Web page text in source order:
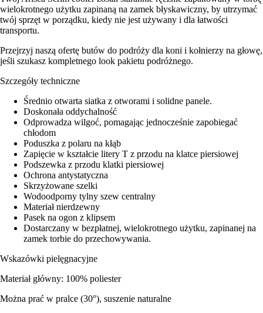
wielokrotnego użytku zapinaną na zamek błyskawiczny, by utrzymać
twój sprzęt w porządku, kiedy nie jest używany i dla łatwości
transportu.
Przejrzyj naszą ofertę butów do podróży dla koni i kołnierzy na głowę,
jeśli szukasz kompletnego look pakietu podróżnego.
Szczegóły techniczne
Średnio otwarta siatka z otworami i solidne panele.
Doskonała oddychalność
Odprowadza wilgoć, pomagając jednocześnie zapobiegać
chłodom
Poduszka z polaru na kłąb
Zapięcie w kształcie litery T z przodu na klatce piersiowej
Podszewka z przodu klatki piersiowej
Ochrona antystatyczna
Skrzyżowane szelki
Wodoodporny tylny szew centralny
Materiał nierdzewny
Pasek na ogon z klipsem
Dostarczany w bezpłatnej, wielokrotnego użytku, zapinanej na
zamek torbie do przechowywania.
Wskazówki pielęgnacyjne
Materiał główny: 100% poliester
Można prać w pralce (30°), suszenie naturalne